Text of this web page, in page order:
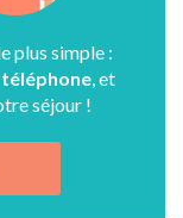
plus simple :
, et
séjour !